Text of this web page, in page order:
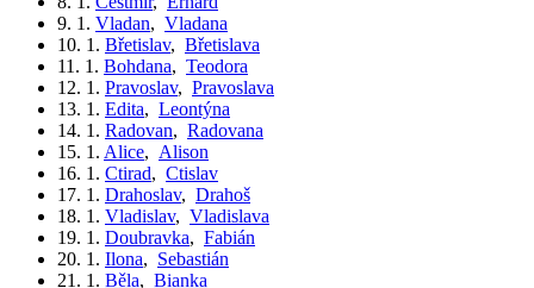
9. 1. Vladan, Vladana
10. 1. Břetislav, Břetislava
11. 1. Bohdana, Teodora
12. 1. Pravoslav, Pravoslava
13. 1. Edita, Leontýna
14. 1. Radovan, Radovana
15. 1. Alice, Alison
16. 1. Ctirad, Ctislav
17. 1. Drahoslav, Drahoš
18. 1. Vladislav, Vladislava
19. 1. Doubravka, Fabián
20. 1. Ilona, Sebastián
21. 1. Běla, Bianka